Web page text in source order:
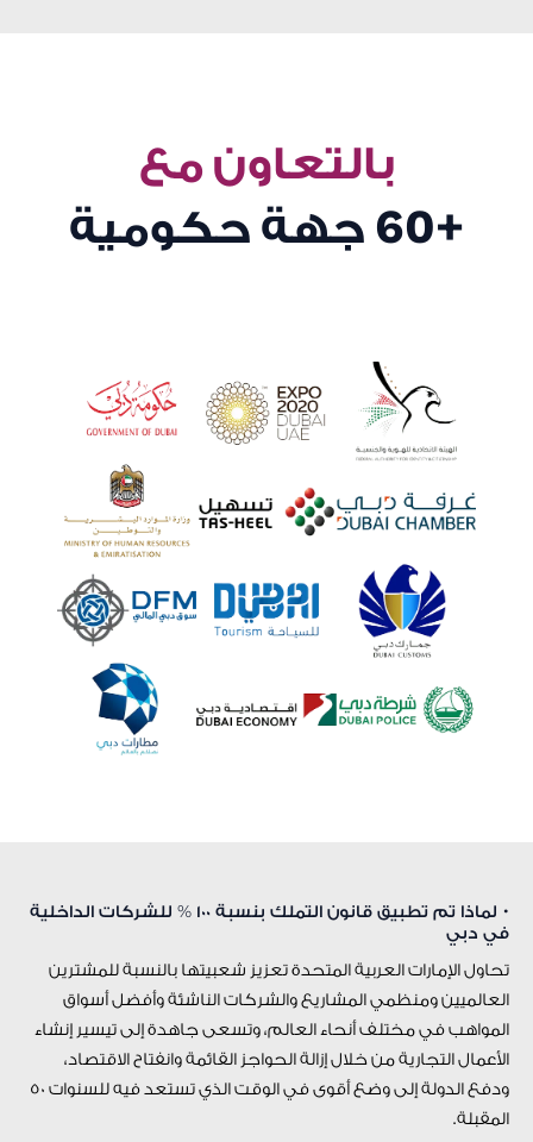
بالتعاون مع
+60 جهة حكومية
• لماذا تم تطبيق قانون التملك بنسبة 100 % للشركات الداخلية
في دبي
تحاول الإمارات العربية المتحدة تعزيز شعبيتها بالنسبة للمشترين
العالميين ومنظمي المشاريع والشركات الناشئة وأفضل أسواق
المواهب في مختلف أنحاء العالم، وتسعى جاهدة إلى تيسير إنشاء
الأعمال التجارية من خلال إزالة الحواجز القائمة وانفتاح الاقتصاد،
ودفع الدولة إلى وضع أقوى في الوقت الذي تستعد فيه للسنوات 50
المقبلة.